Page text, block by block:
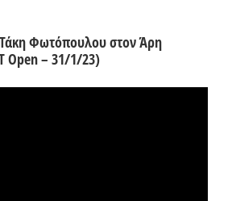
Φωτόπουλου στον Άρη
Open – 31/1/23)